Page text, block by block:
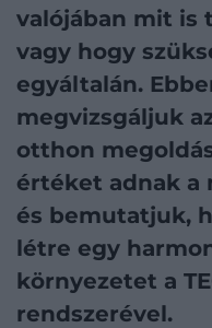
valójában mit is
vagy hogy
egyáltalán.
megvizsgáljuk
otthon
értéket adnak a
és bemutatjuk,
létre egy
környezetet a
rendszerével.